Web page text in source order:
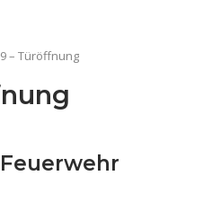
– Türöffnung